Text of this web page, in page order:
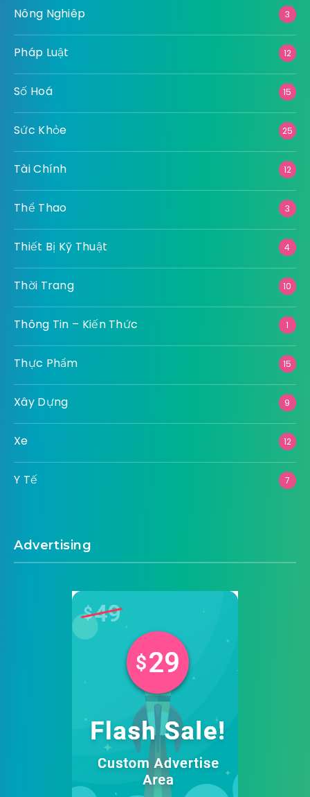
Nông Nghiêp 3
Pháp Luật 12
Số Hoá 15
Sức Khỏe 25
Tài Chính 12
Thể Thao 3
Thiết Bị Kỹ Thuật 4
Thời Trang 10
Thông Tin – Kiến Thức 1
Thực Phẩm 15
Xây Dựng 9
Xe 12
Y Tế 7
Advertising